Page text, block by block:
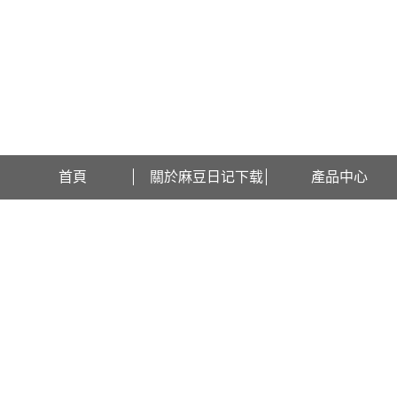
首頁 關於麻豆日记下载 產品中心